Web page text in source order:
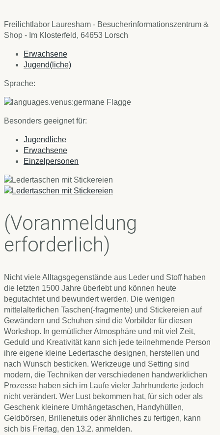
Freilichtlabor Lauresham - Besucherinformationszentrum &
Shop - Im Klosterfeld, 64653 Lorsch
Erwachsene
Jugend(liche)
Sprache:
Besonders geeignet für:
Jugendliche
Erwachsene
Einzelpersonen
(Voranmeldung
erforderlich)
Nicht viele Alltagsgegenstände aus Leder und Stoff haben
die letzten 1500 Jahre überlebt und können heute
begutachtet und bewundert werden. Die wenigen
mittelalterlichen Taschen(-fragmente) und Stickereien auf
Gewändern und Schuhen sind die Vorbilder für diesen
Workshop. In gemütlicher Atmosphäre und mit viel Zeit,
Geduld und Kreativität kann sich jede teilnehmende Person
ihre eigene kleine Ledertasche designen, herstellen und
nach Wunsch besticken. Werkzeuge und Setting sind
modern, die Techniken der verschiedenen handwerklichen
Prozesse haben sich im Laufe vieler Jahrhunderte jedoch
nicht verändert. Wer Lust bekommen hat, für sich oder als
Geschenk kleinere Umhängetaschen, Handyhüllen,
Geldbörsen, Brillenetuis oder ähnliches zu fertigen, kann
sich bis Freitag, den 13.2. anmelden.